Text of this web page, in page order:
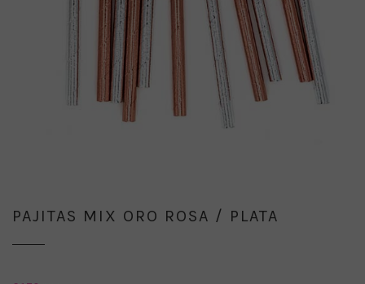
PAJITAS MIX ORO ROSA / PLATA